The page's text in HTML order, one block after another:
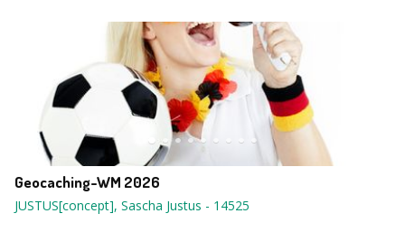
Geocaching-WM 2026
JUSTUS[concept], Sascha Justus - 14525